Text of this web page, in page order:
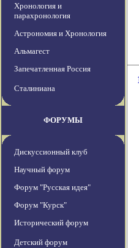
Хронология и
парахронология
Астрономия и Хронология
Альмагест
Запечатленная Россия
Сталиниана
ФОРУМЫ
Дискуссионный клуб
Научный форум
Форум "Русская идея"
Форум "Курск"
Исторический форум
Детский форум